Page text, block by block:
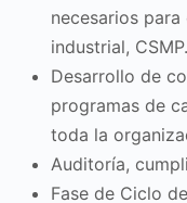
necesarios
industrial, CSMP.
Desarrollo de
programas de
toda la
Auditoría,
Fase de Ciclo